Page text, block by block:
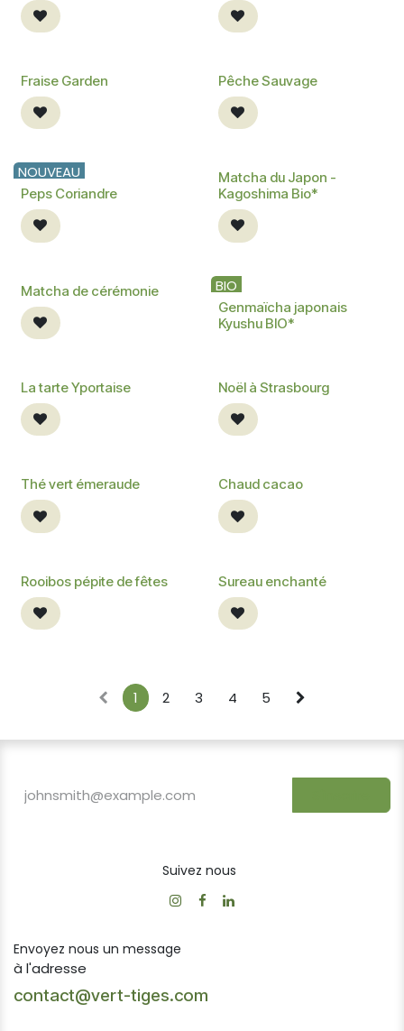
NOUVEAU
Fraise Garden NOUVEAU
Pêche Sauvage
NOUVEAU
Peps Coriandre
BIO
Matcha du Japon -
Kagoshima Bio*
BIO
Matcha de cérémonie BIO
Genmaïcha japonais
Kyushu BIO*
La tarte Yportaise Noël à Strasbourg
Thé vert émeraude Chaud cacao
Rooibos pépite de fêtes Sureau enchanté
1 2 3 4 5
Suivez nous
Envoyez nous un message
à l'adresse
contact@vert-tiges.com